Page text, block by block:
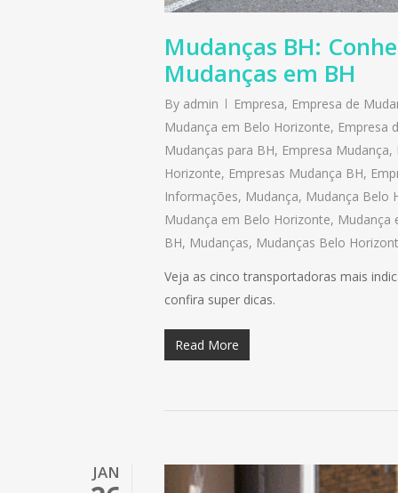
Mudanças BH:
Mudanças em BH
By admin Empresa, Empresa de
Mudança em Belo Horizonte, Empresa
Mudanças para BH, Empresa Mudança,
Horizonte, Empresas Mudança BH,
Informações, Mudança, Mudança Belo
Mudança em Belo Horizonte, Mudança
BH, Mudanças, Mudanças Belo
Veja as cinco transportadoras mais
confira super dicas.
Read More
JAN